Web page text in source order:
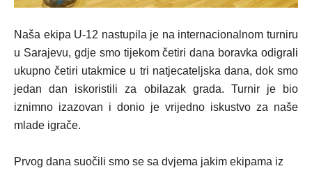
Naša ekipa U-12 nastupila je na internacionalnom turniru
u Sarajevu, gdje smo tijekom četiri dana boravka odigrali
ukupno četiri utakmice u tri natjecateljska dana, dok smo
jedan dan iskoristili za obilazak grada. Turnir je bio
iznimno izazovan i donio je vrijedno iskustvo za naše
mlade igrače.
Prvog dana suočili smo se sa dvjema jakim ekipama iz